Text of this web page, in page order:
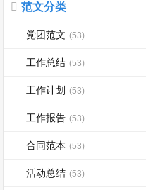
范文分类
党团范文 (53)
工作总结 (53)
工作计划 (53)
工作报告 (53)
合同范本 (53)
活动总结 (53)